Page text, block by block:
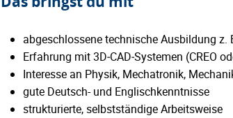
abgeschlossene technische Ausbildung z.
Erfahrung mit 3D‑CAD‑Systemen (CREO
Interesse an Physik, Mechatronik,
gute Deutsch- und Englischkenntnisse
strukturierte, selbstständige Arbeitsweise